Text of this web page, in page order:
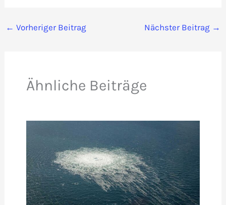
← Vorheriger Beitrag Nächster Beitrag →
Ähnliche Beiträge